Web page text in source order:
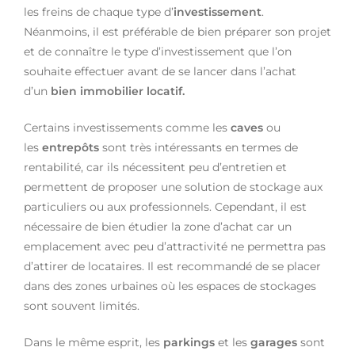
les freins de chaque type d’investissement.
Néanmoins, il est préférable de bien préparer son projet
et de connaître le type d’investissement que l’on
souhaite effectuer avant de se lancer dans l’achat
d’un bien immobilier locatif.
Certains investissements comme les caves ou
les entrepôts sont très intéressants en termes de
rentabilité, car ils nécessitent peu d’entretien et
permettent de proposer une solution de stockage aux
particuliers ou aux professionnels. Cependant, il est
nécessaire de bien étudier la zone d’achat car un
emplacement avec peu d’attractivité ne permettra pas
d’attirer de locataires. Il est recommandé de se placer
dans des zones urbaines où les espaces de stockages
sont souvent limités.
Dans le même esprit, les parkings et les garages sont